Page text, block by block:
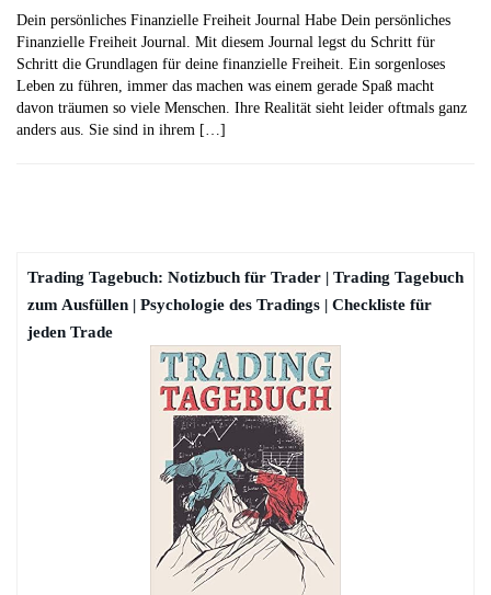
Dein persönliches Finanzielle Freiheit Journal Habe Dein persönliches
Finanzielle Freiheit Journal. Mit diesem Journal legst du Schritt für
Schritt die Grundlagen für deine finanzielle Freiheit. Ein sorgenloses
Leben zu führen, immer das machen was einem gerade Spaß macht
davon träumen so viele Menschen. Ihre Realität sieht leider oftmals ganz
anders aus. Sie sind in ihrem […]
Trading Tagebuch: Notizbuch für Trader | Trading Tagebuch
zum Ausfüllen | Psychologie des Tradings | Checkliste für
jeden Trade